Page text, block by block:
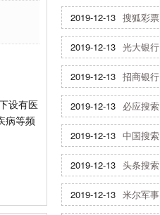
设有医
病等频
2019-12-13 搜狐彩票
2019-12-13 光大银行
2019-12-13 招商银行
2019-12-13 必应搜索
2019-12-13 中国搜索
2019-12-13 头条搜索
2019-12-13 米尔军事